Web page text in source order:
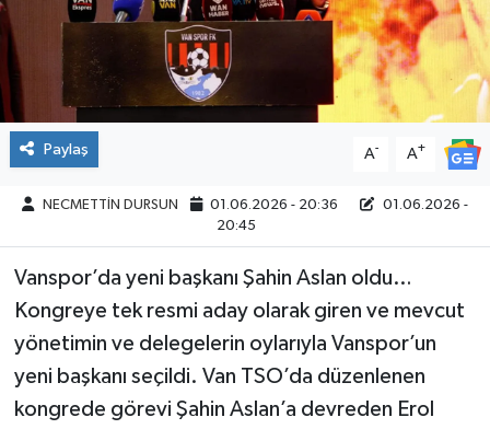
Paylaş A- A+
NECMETTİN DURSUN 01.06.2026 - 20:36
01.06.2026 -
20:45
Vanspor’da yeni başkanı Şahin Aslan oldu…
Kongreye tek resmi aday olarak giren ve mevcut
yönetimin ve delegelerin oylarıyla Vanspor’un
yeni başkanı seçildi. Van TSO’da düzenlenen
kongrede görevi Şahin Aslan’a devreden Erol